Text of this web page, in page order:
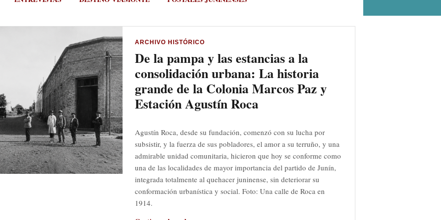
ARCHIVO HISTÓRICO
De la pampa y las estancias a la
consolidación urbana: La historia
grande de la Colonia Marcos Paz y
Estación Agustín Roca
Agustín Roca, desde su fundación, comenzó con su lucha por
subsistir, y la fuerza de sus pobladores, el amor a su terruño, y una
admirable unidad comunitaria, hicieron que hoy se conforme como
una de las localidades de mayor importancia del partido de Junín,
integrada totalmente al quehacer juninense, sin deteriorar su
conformación urbanística y social. Foto: Una calle de Roca en
1914.